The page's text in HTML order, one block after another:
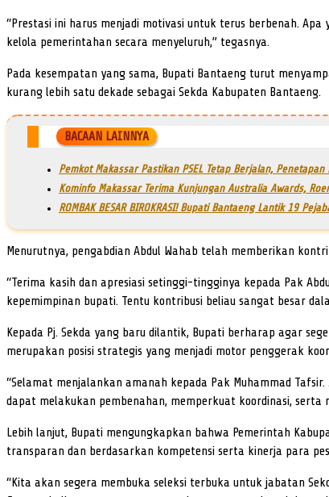
“Prestasi ini harus menjadi motivasi untuk terus berbenah.
kelola pemerintahan secara menyeluruh,” tegasnya.
Pada kesempatan yang sama, Bupati Bantaeng turut
kurang lebih satu dekade sebagai Sekda Kabupaten Bantaeng.
BACAAN LAINNYA
Pemkot Makassar Pastikan PSEL Tetap Berjalan, Penetapan
Kominfo Makassar Terima Kunjungan Australia Awards,
ROMBAK BESAR BIROKRASI! Bupati Bantaeng Lantik 19
Menurutnya, pengabdian Abdul Wahab telah memberikan
“Terima kasih dan apresiasi setinggi-tingginya kepada Pak
kepemimpinan bupati. Tentu kontribusi beliau sangat besar
Kepada Pj. Sekda yang baru dilantik, Bupati berharap agar
merupakan posisi strategis yang menjadi motor penggerak
“Selamat menjalankan amanah kepada Pak Muhammad
dapat melakukan pembenahan, memperkuat koordinasi,
Lebih lanjut, Bupati mengungkapkan bahwa Pemerintah
transparan dan berdasarkan kompetensi serta kinerja para
“Kita akan segera membuka seleksi terbuka untuk jabatan